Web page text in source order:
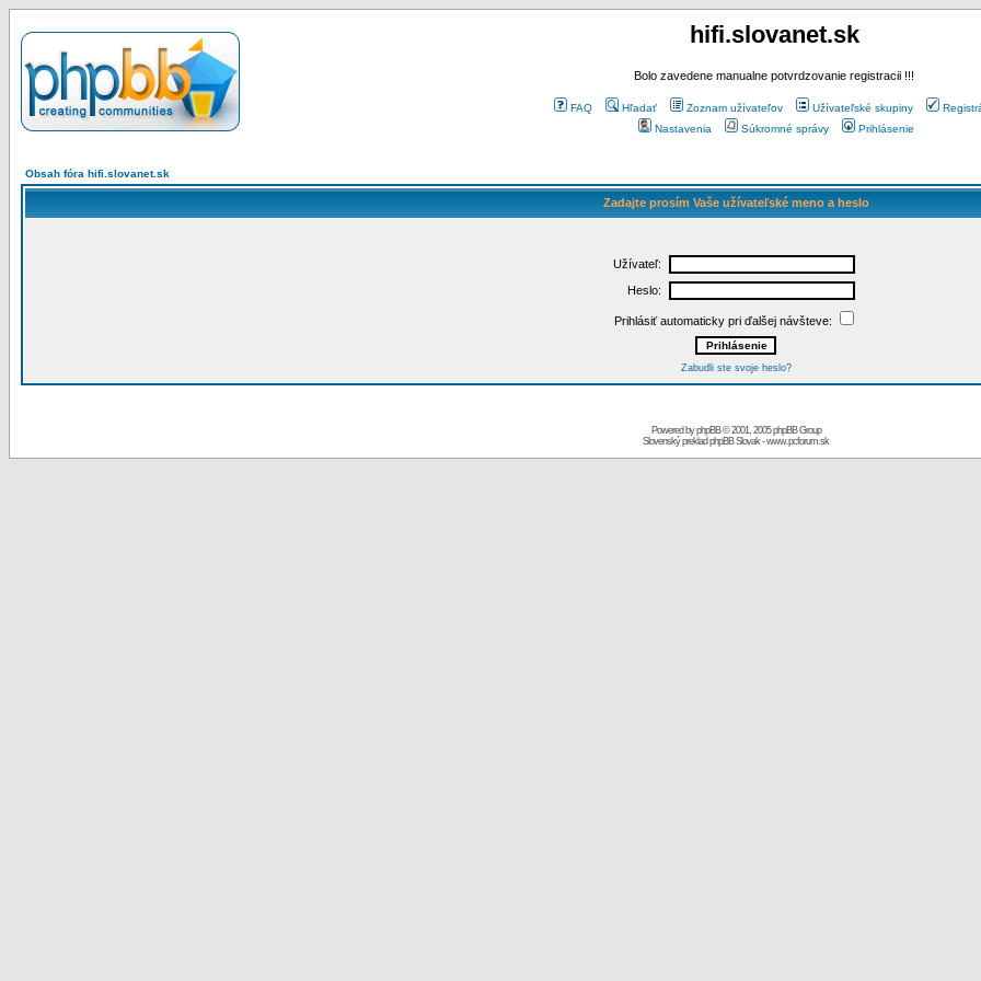
hifi.slovanet.sk
Bolo zavedene manualne potvrdzovanie registracii !!!
FAQ Hľadať Zoznam užívateľov Užívateľské skupiny
Nastavenia
Súkromné správy Prihlásenie
Obsah fóra hifi.slovanet.sk
Zadajte prosím Vaše užívateľské meno a heslo
Užívateľ:
Heslo:
Prihlásiť automaticky pri ďalšej návšteve:
Zabudli ste svoje heslo?
Powered byphpBB© 2001, 2005 phpBB Group
Slovenský preklad phpBB Slovak-www.pcforum.sk